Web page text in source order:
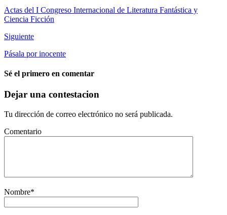
Actas del I Congreso Internacional de Literatura Fantástica y
Ciencia Ficción
Siguiente
Pásala por inocente
Sé el primero en comentar
Dejar una contestacion
Tu dirección de correo electrónico no será publicada.
Comentario
Nombre*